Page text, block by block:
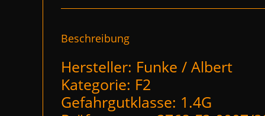
Beschreibung
Hersteller: Funke / Albert
Kategorie: F2
Gefahrgutklasse: 1.4G